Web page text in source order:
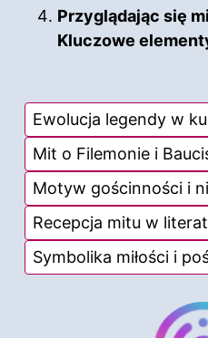
Przyglądając się
Kluczowe
Ewolucja legendy w
Mit o Filemonie i
Motyw gościnności i
Recepcja mitu w
Symbolika miłości i